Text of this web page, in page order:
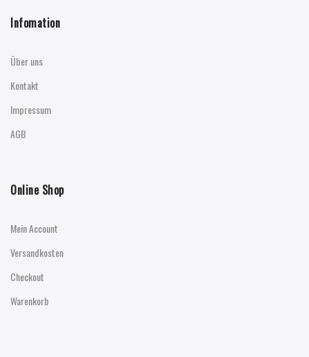
Infomation
Über uns
Kontakt
Impressum
AGB
Online Shop
Mein Account
Versandkosten
Checkout
Warenkorb